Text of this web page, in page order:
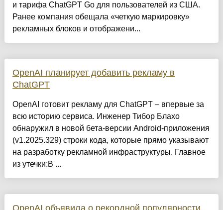
и тарифа ChatGPT Go для пользователей из США.
Ранее компания обещала «четкую маркировку»
рекламных блоков и отображени...
OpenAI планирует добавить рекламу в
ChatGPT
OpenAI готовит рекламу для ChatGPT – впервые за
всю историю сервиса. Инженер Тибор Блахо
обнаружил в новой бета-версии Android-приложения
(v1.2025.329) строки кода, которые прямо указывают
на разработку рекламной инфраструктуры. Главное
из утечки:В ...
OpenAI объявила о рекордной популярности